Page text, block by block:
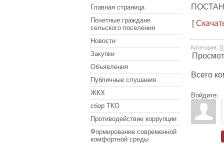
Главная страница
Почетные граждане
сельского поселения
Новости
Закупки
Объявления
Публичные слушания
ЖКХ
сбор ТКО
Противодействие коррупции
Формирование современной
комфортной среды
[
Категория:
Всего
Войдите: